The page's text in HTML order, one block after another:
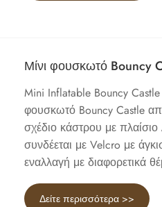
Μίνι φουσκωτό Bouncy
Mini Inflatable Bouncy
φουσκωτό Bouncy Castle
σχέδιο κάστρου με
συνδέεται με Velcro με
εναλλαγή με διαφορετικά
Δείτε περισσότερα >>